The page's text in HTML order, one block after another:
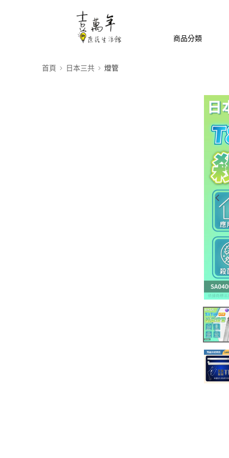
商品分類
首頁 日本三共 燈管